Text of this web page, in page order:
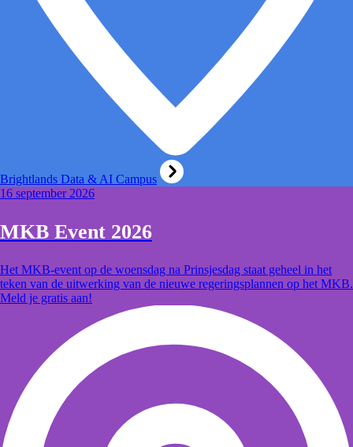
Brightlands Data & AI Campus
16 september 2026
MKB Event 2026
Het MKB-event op de woensdag na Prinsjesdag staat geheel in het
teken van de uitwerking van de nieuwe regeringsplannen op het MKB.
Meld je gratis aan!